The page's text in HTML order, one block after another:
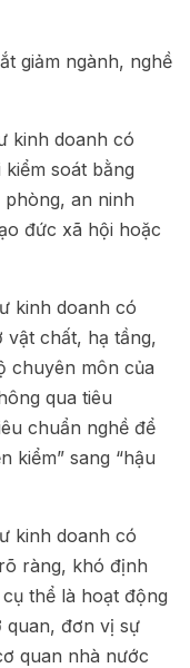
giảm ngành, nghề
kinh doanh có
soát bằng
an ninh
đức xã hội hoặc
kinh doanh có
vật chất, hạ tầng,
chuyên môn của
qua tiêu
chuẩn nghề để
kiểm” sang “hậu
kinh doanh có
ràng, khó định
thể là hoạt động
quan, đơn vị sự
quan nhà nước